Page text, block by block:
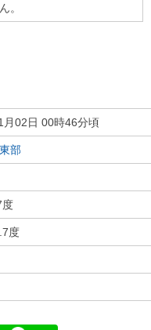
。
月02日 00時46分頃
部
度
度